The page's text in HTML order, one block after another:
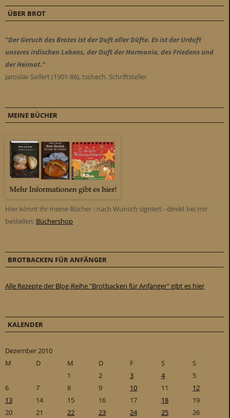
ÜBER BROT
"Der Geruch des Brotes ist der Duft aller Düfte. Es ist der Urduft
unseres irdischen Lebens, der Duft der Harmonie, des Friedens und
der Heimat."
Jaroslav Seifert (1901-86), tschech. Schriftsteller
MEINE BÜCHER
Hier könnt ihr meine Bücher - nach Wunsch signiert - direkt bei mir
bestellen: Büchershop
BROTBACKEN FÜR ANFÄNGER
Alle Rezepte der Blog-Reihe "Brotbacken für Anfänger" gibt es hier
KALENDER
Dezember 2010
M
D M D F S
S
1
2 3 4
5
6
7 8 9 10 11
12
13
14 15 16 17 18
19
20
21 22 23 24 25
26